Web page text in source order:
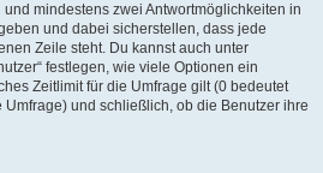
mindestens zwei Antwortmöglichkeiten in
und dabei sicherstellen, dass jede
Zeile steht. Du kannst auch unter
festlegen, wie viele Optionen ein
Zeitlimit für die Umfrage gilt (0 bedeutet
und schließlich, ob die Benutzer ihre